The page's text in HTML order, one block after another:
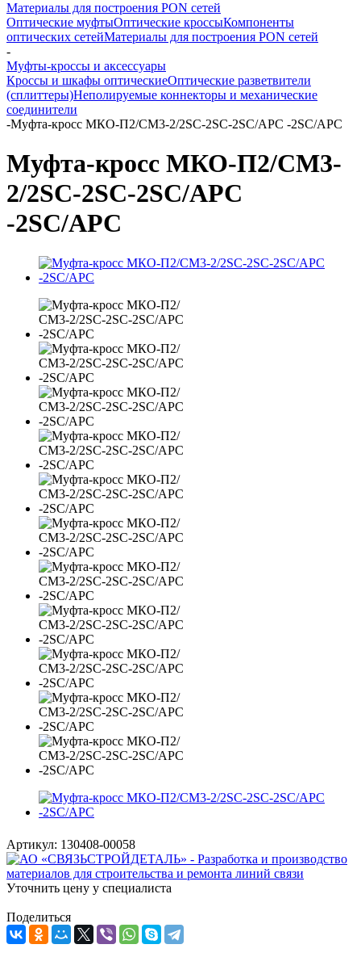
Материалы для построения PON сетей
Оптические муфтыОптические кроссыКомпоненты
оптических сетейМатериалы для построения PON сетей
-
Муфты-кроссы и аксессуары
Кроссы и шкафы оптическиеОптические разветвители
(сплиттеры)Неполируемые коннекторы и механические
соединители
-Муфта-кросс МКО-П2/СМ3-2/2SC-2SC-2SC/APC -2SC/APC
Муфта-кросс МКО-П2/СМ3-
2/2SC-2SC-2SC/APC
-2SC/APC
Артикул: 130408-00058
Уточнить цену у специалиста
Поделиться